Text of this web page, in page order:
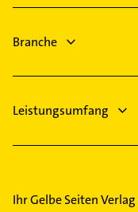
Menglinghausen
Westerfilde
Putzfrau
Branche
Leistungsumfang
Ihr Gelbe Seiten Verlag